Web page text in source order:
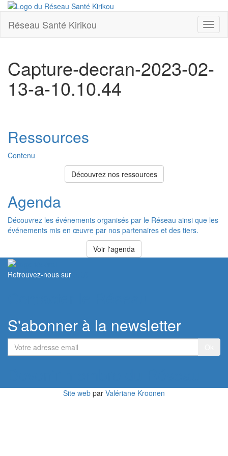
Réseau Santé Kirikou
Capture-decran-2023-02-
13-a-10.10.44
Ressources
Contenu
Découvrez nos ressources
Agenda
Découvrez les événements organisés par le Réseau ainsi que les
événements mis en œuvre par nos partenaires et des tiers.
Voir l'agenda
Retrouvez-nous sur
S'abonner à la newsletter
Votre
adresse
Site web par Valériane Kroonen